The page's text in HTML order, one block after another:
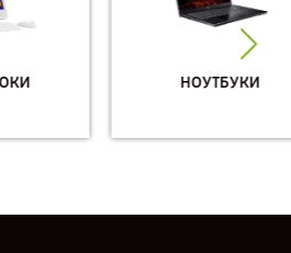
НОУТБУКИ